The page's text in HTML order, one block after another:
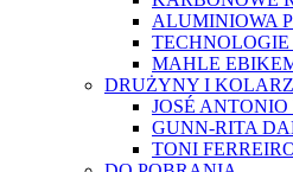
ALUMINIOWA
MAHLE
DRUŻYNY I
JOSÉ
GUNN-RITA
TONI